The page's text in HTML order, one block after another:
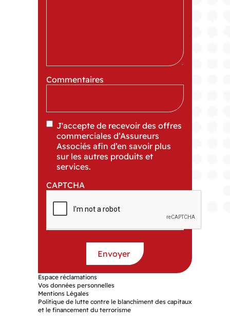
Commentaires
J'accepte de recevoir des offres
commerciales d’Assureurs
Associés afin d’en savoir plus
sur les autres produits et
services.
CAPTCHA
Espace réclamations
Vos données personnelles
Mentions Légales
Politique de lutte contre le blanchiment des capitaux
et le financement du terrorisme